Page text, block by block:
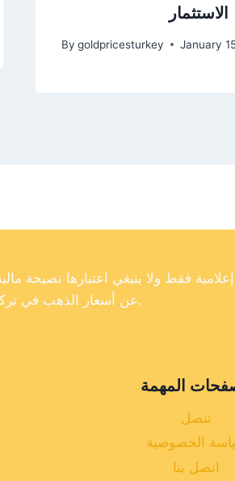
الاستثمار
By goldpricesturkey January
عن أسعار الذهب في تركيا، فإننا لا نضمن دقة أو اكتمال أو موثوقية البيانات الموجودة على موقعنا الإلكتروني.
المهمة
تنصل
الخصوصية
اتصل بنا